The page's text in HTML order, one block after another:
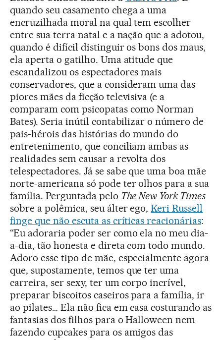
quando seu casamento chega a uma
encruzilhada moral na qual tem escolher
entre sua terra natal e a nação que a adotou,
quando é difícil distinguir os bons dos maus,
ela aperta o gatilho. Uma atitude que
escandalizou os espectadores mais
conservadores, que a consideram uma das
piores mães da ficção televisiva (e a
comparam com psicopatas como Norman
Bates). Seria inútil contabilizar o número de
pais-hérois das histórias do mundo do
entretenimento, que conciliam ambas as
realidades sem causar a revolta dos
telespectadores. Já se sabe que uma boa mãe
norte-americana só pode ter olhos para a sua
família. Perguntada pelo The New York Times
sobre a polêmica, seu álter ego,Keri Russell
finge que não escuta as críticas reacionárias:
“Eu adoraria poder ser como ela no meu dia-
a-dia, tão honesta e direta com todo mundo.
Adoro esse tipo de mãe, especialmente agora
que, supostamente, temos que ter uma
carreira, ser sexy, ter um corpo incrível,
preparar biscoitos caseiros para a família, ir
ao pilates… Ela não fica em casa costurando as
fantasias dos filhos para o Halloween nem
fazendo cupcakes para os amigos das